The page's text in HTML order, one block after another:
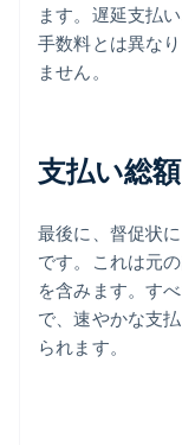
ます。遅延支払
手数料とは異な
ません。
支払い総額
最後に、督促状
です。これは元
を含みます。す
で、速やかな支
られます。